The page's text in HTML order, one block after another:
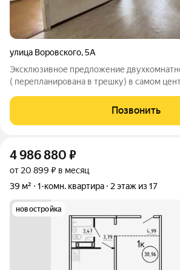
улица Воровского,5А
Эксклюзивное предложение
( перепланирована в трешку) в самом
Воровского,5а с видом на КиноМакс Урал.
Удачное расположения дома, нет
Позвонить
4 986 880 ₽
от 20 899 ₽ в месяц
39 м²
1-комн. квартира 2 этаж из 17
новостройка